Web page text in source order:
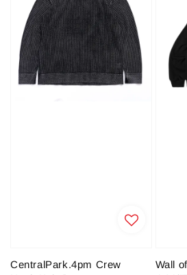
CentralPark.4pm Crew
Wall